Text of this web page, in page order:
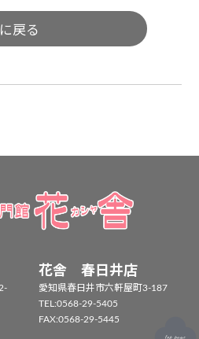
戻る
花舎 春日井店
愛知県春日井市六軒屋町3-187
TEL:0568-29-5405
FAX:0568-29-5445